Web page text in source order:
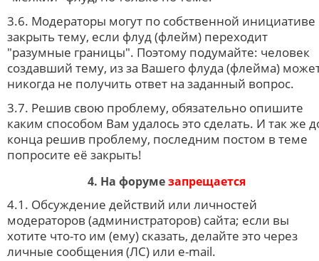
3.6. Модераторы могут по собственной инициативе
закрыть тему, если флуд (флейм) переходит
"разумные границы". Поэтому подумайте: человек
создавший тему, из за Вашего флуда (флейма)
никогда не получить ответ на заданный вопрос.
3.7. Решив свою проблему, обязательно опишите
каким способом Вам удалось это сделать. И так же
конца решив проблему, последним постом в теме
попросите её закрыть!
4. На форумезапрещается
4.1. Обсуждение действий или личностей
модераторов (администраторов) сайта; если вы
хотите что-то им (ему) сказать, делайте это через
личные сообщения (ЛС) или e-mail.